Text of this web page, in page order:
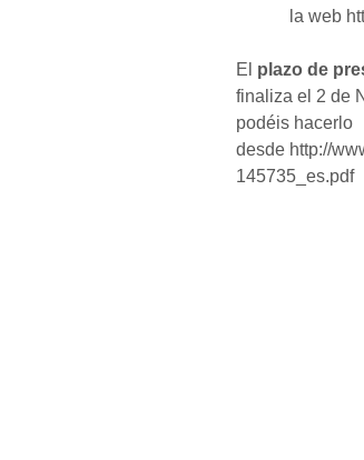
la web
El plazo de
finaliza el 2 de
podéis hacerlo
desde http://
145735_es.pdf